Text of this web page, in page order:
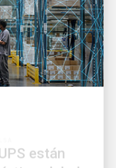
global